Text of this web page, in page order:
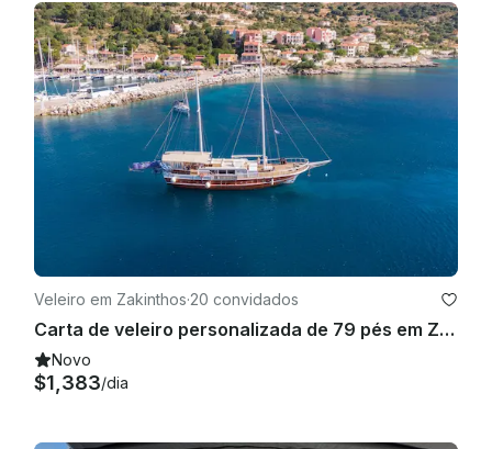
Veleiro em Zakinthos·20 convidados
Carta de veleiro personalizada de 79 pés em Zakinthos, Grécia!
Novo
$1,383/dia